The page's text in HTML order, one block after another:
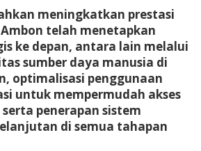
meningkatkan prestasi
telah menetapkan
ke depan, antara lain melalui
sumber daya manusia di
optimalisasi penggunaan
untuk mempermudah akses
penerapan sistem
di semua tahapan